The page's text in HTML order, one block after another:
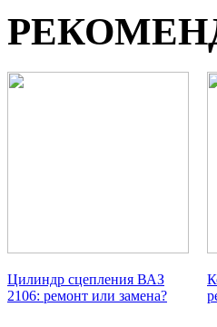
Цилиндр сцепления ВАЗ
2106: ремонт или замена?